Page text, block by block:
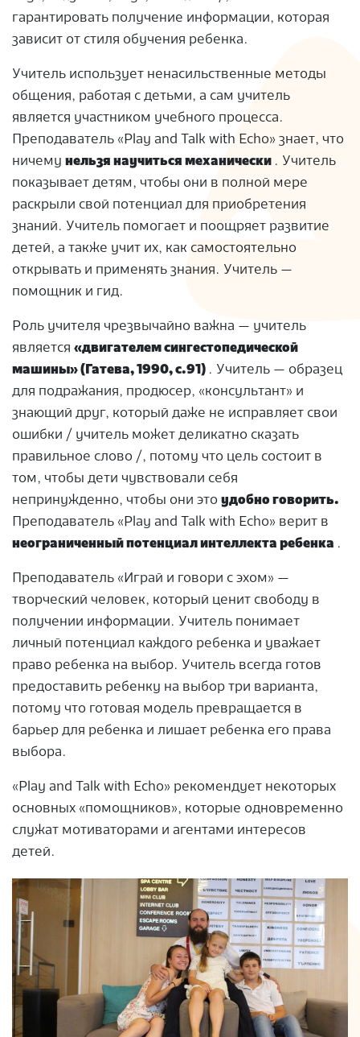
гарантировать получение информации, которая
зависит от стиля обучения ребенка.
Учитель использует ненасильственные методы
общения, работая с детьми, а сам учитель
является участником учебного процесса.
Преподаватель «Play and Talk with Echo» знает, что
ничему нельзя научиться механически . Учитель
показывает детям, чтобы они в полной мере
раскрыли свой потенциал для приобретения
знаний. Учитель помогает и поощряет развитие
детей, а также учит их, как самостоятельно
открывать и применять знания. Учитель —
помощник и гид.
Роль учителя чрезвычайно важна — учитель
является «двигателем сингестопедической
машины» (Гатева, 1990, с.91) . Учитель — образец
для подражания, продюсер, «консультант» и
знающий друг, который даже не исправляет свои
ошибки / учитель может деликатно сказать
правильное слово /, потому что цель состоит в
том, чтобы дети чувствовали себя
непринужденно, чтобы они это удобно говорить.
Преподаватель «Play and Talk with Echo» верит в
неограниченный потенциал интеллекта ребенка .
Преподаватель «Играй и говори с эхом» —
творческий человек, который ценит свободу в
получении информации. Учитель понимает
личный потенциал каждого ребенка и уважает
право ребенка на выбор. Учитель всегда готов
предоставить ребенку на выбор три варианта,
потому что готовая модель превращается в
барьер для ребенка и лишает ребенка его права
выбора.
«Play and Talk with Echo» рекомендует некоторых
основных «помощников», которые одновременно
служат мотиваторами и агентами интересов
детей.